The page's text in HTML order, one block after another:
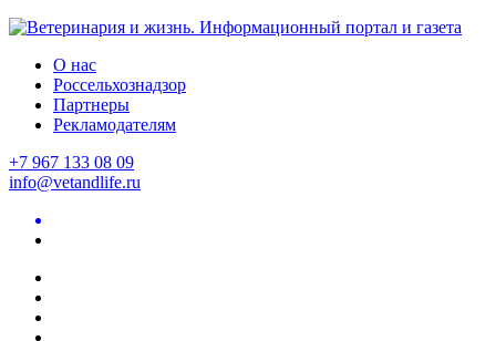
О нас
Россельхознадзор
Партнеры
Рекламодателям
+7 967 133 08 09
info@vetandlife.ru